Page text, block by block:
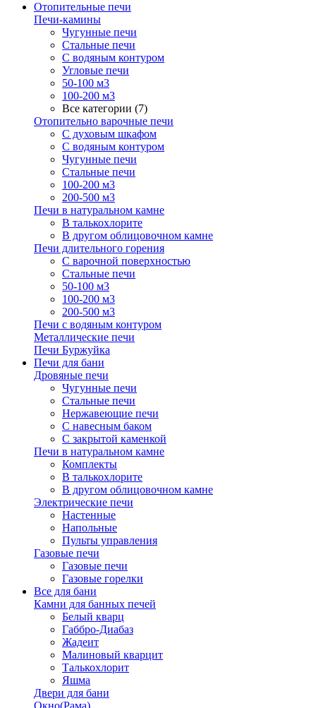
Отопительные печи
Печи-камины
Чугунные печи
Стальные печи
С водяным контуром
Угловые печи
50-100 м3
100-200 м3
Все категории (7)
Отопительно варочные печи
С духовым шкафом
С водяным контуром
Чугунные печи
Стальные печи
100-200 м3
200-500 м3
Печи в натуральном камне
В талькохлорите
В другом облицовочном камне
Печи длительного горения
С варочной поверхностью
Стальные печи
50-100 м3
100-200 м3
200-500 м3
Печи с водяным контуром
Металлические печи
Печи Буржуйка
Печи для бани
Дровяные печи
Чугунные печи
Стальные печи
Нержавеющие печи
С навесным баком
С закрытой каменкой
Печи в натуральном камне
Комплекты
В талькохлорите
В другом облицовочном камне
Электрические печи
Настенные
Напольные
Пульты управления
Газовые печи
Газовые печи
Газовые горелки
Все для бани
Камни для банных печей
Белый кварц
Габбро-Диабаз
Жадеит
Малиновый кварцит
Талькохлорит
Яшма
Двери для бани
Окно(Рама)